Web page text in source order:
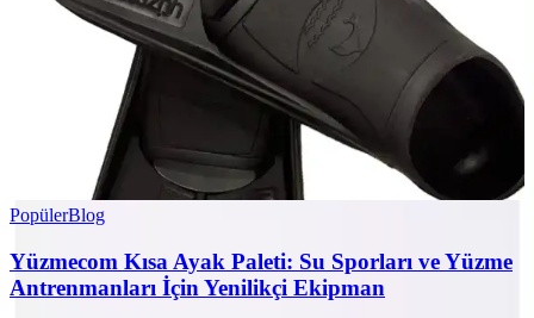
PopülerBlog
Yüzmecom Kısa Ayak Paleti: Su Sporları ve Yüzme
Antrenmanları İçin Yenilikçi Ekipman